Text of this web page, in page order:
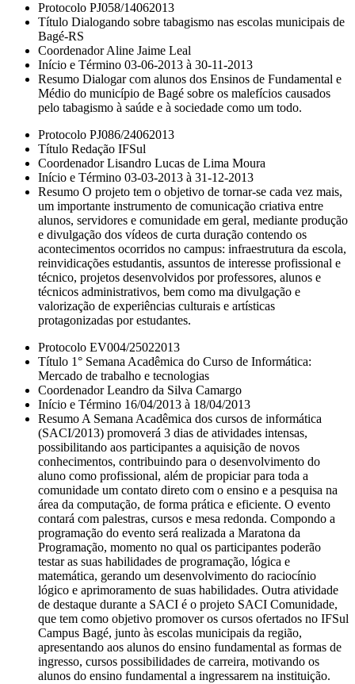
Protocolo PJ058/14062013
Título Dialogando sobre tabagismo nas escolas municipais de
Bagé-RS
Coordenador Aline Jaime Leal
Início e Término 03-06-2013 à 30-11-2013
Resumo Dialogar com alunos dos Ensinos de Fundamental e
Médio do município de Bagé sobre os malefícios causados
pelo tabagismo à saúde e à sociedade como um todo.
Protocolo PJ086/24062013
Título Redação IFSul
Coordenador Lisandro Lucas de Lima Moura
Início e Término 03-03-2013 à 31-12-2013
Resumo O projeto tem o objetivo de tornar-se cada vez mais,
um importante instrumento de comunicação criativa entre
alunos, servidores e comunidade em geral, mediante produção
e divulgação dos vídeos de curta duração contendo os
acontecimentos ocorridos no campus: infraestrutura da escola,
reinvidicações estudantis, assuntos de interesse profissional e
técnico, projetos desenvolvidos por professores, alunos e
técnicos administrativos, bem como ma divulgação e
valorização de experiências culturais e artísticas
protagonizadas por estudantes.
Protocolo EV004/25022013
Título 1° Semana Acadêmica do Curso de Informática:
Mercado de trabalho e tecnologias
Coordenador Leandro da Silva Camargo
Início e Término 16/04/2013 à 18/04/2013
Resumo A Semana Acadêmica dos cursos de informática
(SACI/2013) promoverá 3 dias de atividades intensas,
possibilitando aos participantes a aquisição de novos
conhecimentos, contribuindo para o desenvolvimento do
aluno como profissional, além de propiciar para toda a
comunidade um contato direto com o ensino e a pesquisa na
área da computação, de forma prática e eficiente. O evento
contará com palestras, cursos e mesa redonda. Compondo a
programação do evento será realizada a Maratona da
Programação, momento no qual os participantes poderão
testar as suas habilidades de programação, lógica e
matemática, gerando um desenvolvimento do raciocínio
lógico e aprimoramento de suas habilidades. Outra atividade
de destaque durante a SACI é o projeto SACI Comunidade,
que tem como objetivo promover os cursos ofertados no IFSul
Campus Bagé, junto às escolas municipais da região,
apresentando aos alunos do ensino fundamental as formas de
ingresso, cursos possibilidades de carreira, motivando os
alunos do ensino fundamental a ingressarem na instituição.